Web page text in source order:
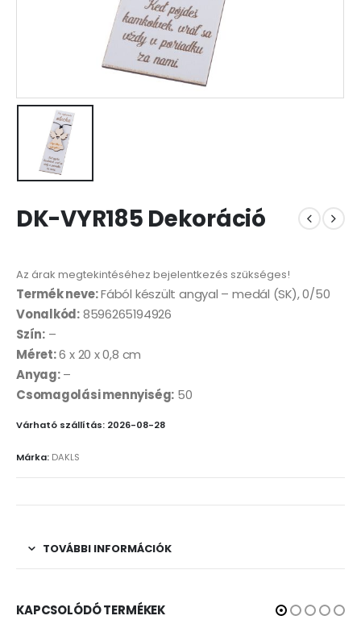
DK-VYR185 Dekoráció
Az árak megtekintéséhez bejelentkezés szükséges!
Termék neve:Fából készült angyal – medál (SK), 0/50
Vonalkód:8596265194926
Szín:–
Méret:6 x 20 x 0,8 cm
Anyag:–
Csomagolási mennyiség: 50
Várható szállítás: 2026-08-28
Márka: DAKLS
TOVÁBBI INFORMÁCIÓK
KAPCSOLÓDÓ TERMÉKEK